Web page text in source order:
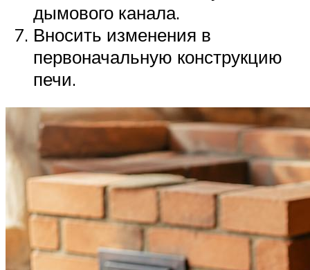
дымового канала.
Вносить изменения в
первоначальную конструкцию
печи.